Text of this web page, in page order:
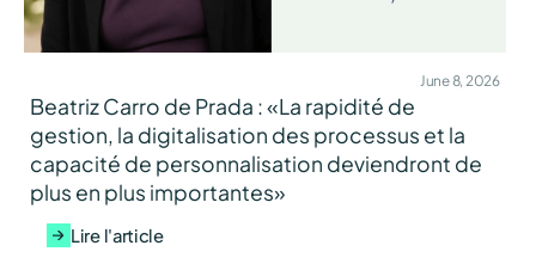
June 8, 2026
Beatriz Carro de Prada : «La rapidité de
gestion, la digitalisation des processus et la
capacité de personnalisation deviendront de
plus en plus importantes»
Lire l'article